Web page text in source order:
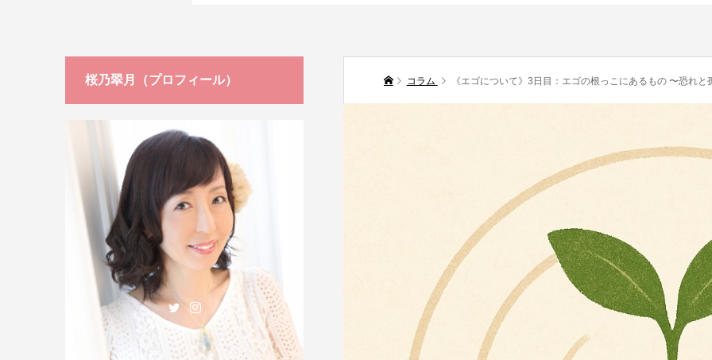
コラム 《エゴについて》3日目：エゴの根っこにあるもの 〜恐れ
桜乃翠月（プロフィール）